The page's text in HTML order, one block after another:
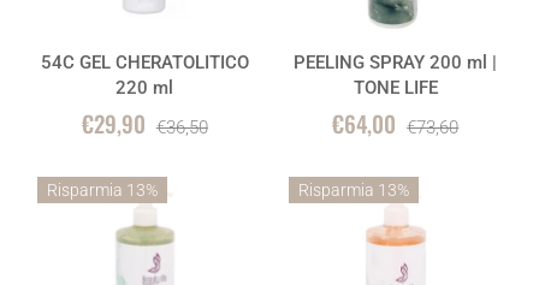
54C GEL CHERATOLITICO
220 ml
€29,90 €36,50
PEELING SPRAY 200 ml |
TONE LIFE
€64,00 €73,60
Risparmia 13% Risparmia 13%